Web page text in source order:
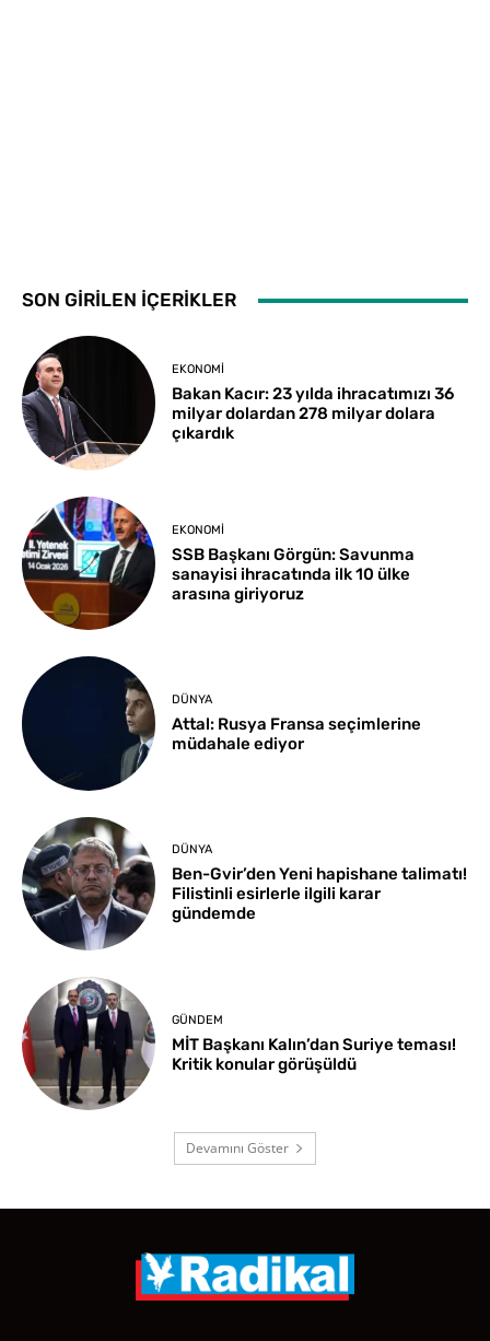
SON GİRİLEN İÇERİKLER
EKONOMI
Bakan Kacır: 23 yılda ihracatımızı 36
milyar dolardan 278 milyar dolara
çıkardık
EKONOMI
SSB Başkanı Görgün: Savunma
sanayisi ihracatında ilk 10 ülke
arasına giriyoruz
DÜNYA
Attal: Rusya Fransa seçimlerine
müdahale ediyor
DÜNYA
Ben-Gvir’den Yeni hapishane talimatı!
Filistinli esirlerle ilgili karar
gündemde
GÜNDEM
MİT Başkanı Kalın’dan Suriye teması!
Kritik konular görüşüldü
Devamını Göster